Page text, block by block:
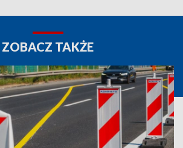
ZOBACZ TAKŻE